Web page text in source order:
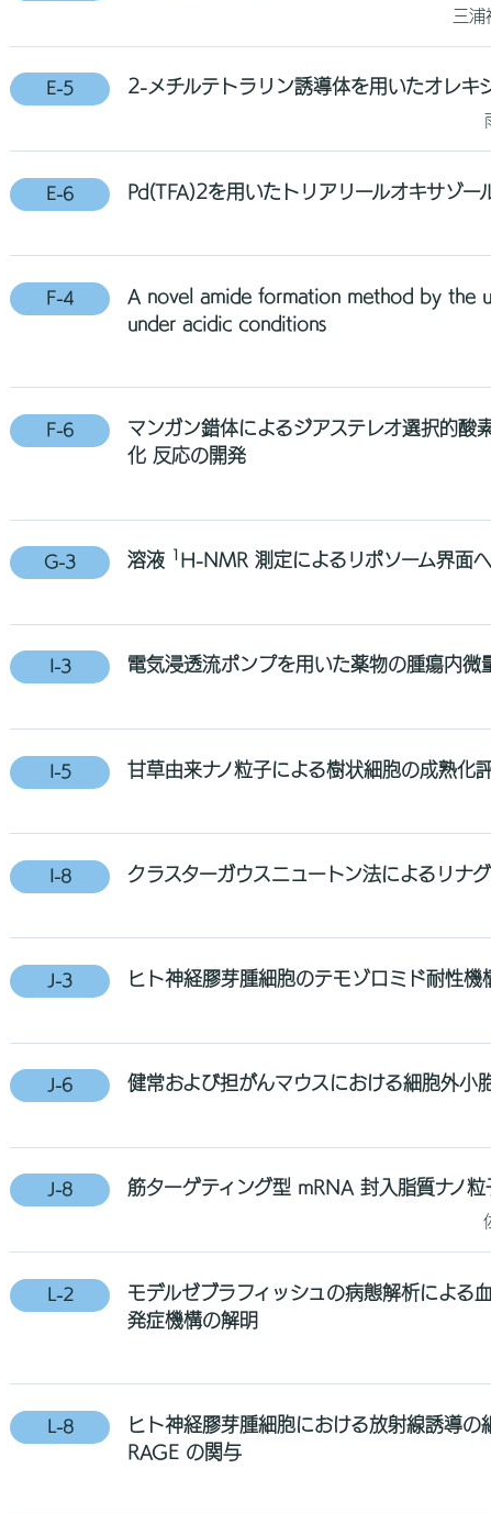
三浦
E-5 2-メチルテトラリン誘導体を用いたオレキ
E-6 Pd(TFA)2を用いたトリアリールオキサゾー
F-4
A novel amide formation method by the
under acidic conditions
F-6
マンガン錯体によるジアステレオ選択的酸
化 反応の開発
G-3 溶液 1 H-NMR 測定によるリポソーム界面
I-3 電気浸透流ポンプを用いた薬物の腫瘍内微
I-5 甘草由来ナノ粒子による樹状細胞の成熟化
I-8 クラスターガウスニュートン法によるリナ
J-3 ヒト神経膠芽腫細胞のテモゾロミド耐性機
J-6 健常および担がんマウスにおける細胞外小
J-8 筋ターゲティング型 mRNA 封入脂質ナノ
L-2
モデルゼブラフィッシュの病態解析による
発症機構の解明
L-8
ヒト神経膠芽腫細胞における放射線誘導の
RAGE の関与